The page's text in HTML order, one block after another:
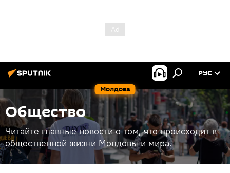
Молдова
РУС
Общество
Читайте главные новости о том, что происходит в
общественной жизни Молдовы и мира.